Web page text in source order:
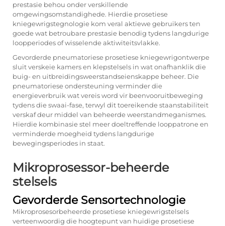
prestasie behou onder verskillende
omgewingsomstandighede. Hierdie prosetiese
kniegewrigstegnologie kom veral aktiewe gebruikers ten
goede wat betroubare prestasie benodig tydens langdurige
loopperiodes of wisselende aktiwiteitsvlakke.
Gevorderde pneumatoriese prosetiese kniegewrigontwerpe
sluit verskeie kamers en klepstelsels in wat onafhanklik die
buig- en uitbreidingsweerstandseienskappe beheer. Die
pneumatoriese ondersteuning verminder die
energieverbruik wat vereis word vir beenvooruitbeweging
tydens die swaai-fase, terwyl dit toereikende staanstabiliteit
verskaf deur middel van beheerde weerstandmeganismes.
Hierdie kombinasie stel meer doeltreffende looppatrone en
verminderde moegheid tydens langdurige
bewegingsperiodes in staat.
Mikroprosessor-beheerde
stelsels
Gevorderde Sensortechnologie
Mikroprosesorbeheerde prosetiese kniegewrigstelsels
verteenwoordig die hoogtepunt van huidige prosetiese